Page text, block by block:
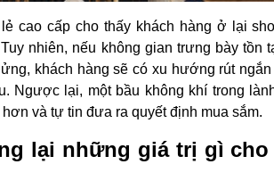
cao cấp cho thấy khách hàng ở lại
nhiên, nếu không gian trưng bày tồn
khách hàng sẽ có xu hướng rút
Ngược lại, một bầu không khí trong
và tự tin đưa ra quyết định mua sắm.
lại những giá trị gì cho